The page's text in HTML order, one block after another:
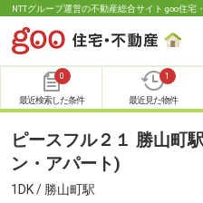
NTTグループ運営の不動産総合サイト goo住宅
0
最近検索した条件
1
最近見た物件
ピースフル２１ 勝山町
ン・アパート)
1DK / 勝山町駅